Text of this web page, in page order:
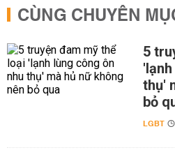
CÙNG CHUYÊN
5
thụ'
bỏ
LGBT